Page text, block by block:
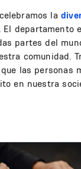
la
El departamento
partes del
comunidad.
las personas
en nuestra